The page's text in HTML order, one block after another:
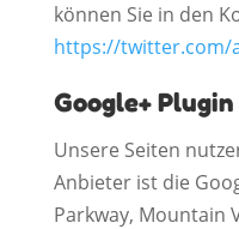
können Sie in den
https://twitter.com/
Google+ Plugin
Unsere Seiten
Anbieter ist die
Parkway, Mountain